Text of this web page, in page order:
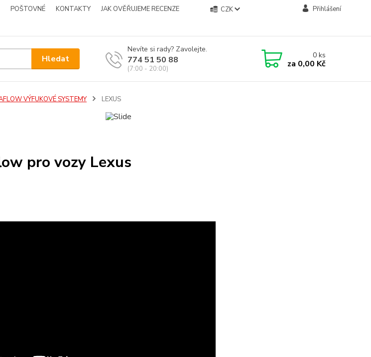
POŠTOVNÉ KONTAKTY
JAK OVĚŘUJEME RECENZE
CZK Přihlášení
Hledat
Nevíte si rady? Zavolejte.
774 51 50 88
(7:00 - 20:00)
0ks
za 0,00 Kč
VÝFUKOVÉ SYSTEMY LEXUS
pro vozy Lexus